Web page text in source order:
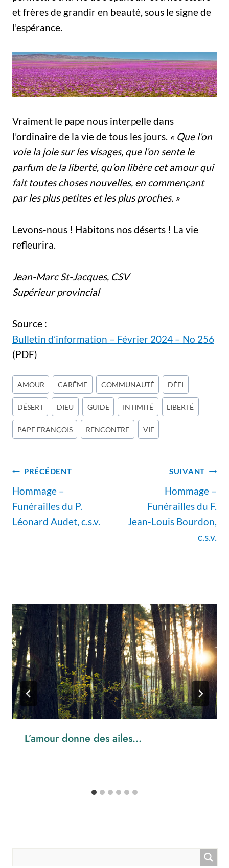
et frères de grandir en beauté, sous le signe de
l’espérance.
Vraiment le pape nous interpelle dans
l’ordinaire de la vie de tous les jours. « Que l’on
voie la joie sur les visages, que l’on sente le
parfum de la liberté, qu’on libère cet amour qui
fait toutes choses nouvelles, en commençant
par les plus petites et les plus proches. »
Levons-nous ! Habitons nos déserts ! La vie
refleurira.
Jean-Marc St-Jacques, CSV
Supérieur provincial
Source :
Bulletin d’information – Février 2024 – No 256
(PDF)
Étiquettes
de
la
publication :
AMOUR CARÊME COMMUNAUTÉ DÉFI
DÉSERT DIEU GUIDE INTIMITÉ LIBERTÉ
PAPE FRANÇOIS RENCONTRE VIE
Navigation
de
l’article
PRÉCÉDENT
Hommage –
Funérailles du P.
Léonard Audet, c.s.v.
SUIVANT
Hommage –
Funérailles du F.
Jean-Louis Bourdon,
c.s.v.
L’amour donne des ailes…